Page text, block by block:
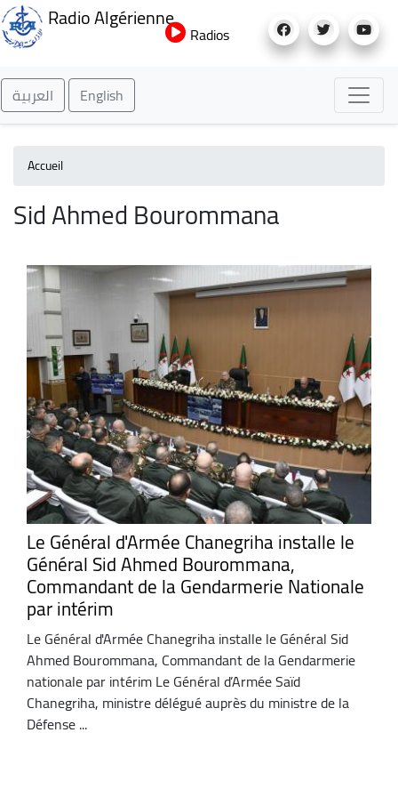
au
Radio Algérienne
Radios
العربية English
Accueil
Sid Ahmed Bourommana
Le Général d'Armée Chanegriha installe le
Général Sid Ahmed Bourommana,
Commandant de la Gendarmerie Nationale
par intérim
Le Général d'Armée Chanegriha installe le Général Sid
Ahmed Bourommana, Commandant de la Gendarmerie
nationale par intérim Le Général d’Armée Saïd
Chanegriha, ministre délégué auprès du ministre de la
Défense ...